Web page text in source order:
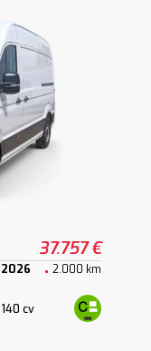
37.757 €
2026 2.000 km
140 cv